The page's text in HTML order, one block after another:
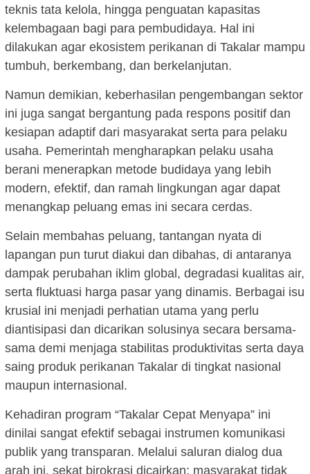
teknis tata kelola, hingga penguatan kapasitas
kelembagaan bagi para pembudidaya. Hal ini
dilakukan agar ekosistem perikanan di Takalar mampu
tumbuh, berkembang, dan berkelanjutan.
Namun demikian, keberhasilan pengembangan sektor
ini juga sangat bergantung pada respons positif dan
kesiapan adaptif dari masyarakat serta para pelaku
usaha. Pemerintah mengharapkan pelaku usaha
berani menerapkan metode budidaya yang lebih
modern, efektif, dan ramah lingkungan agar dapat
menangkap peluang emas ini secara cerdas.
Selain membahas peluang, tantangan nyata di
lapangan pun turut diakui dan dibahas, di antaranya
dampak perubahan iklim global, degradasi kualitas air,
serta fluktuasi harga pasar yang dinamis. Berbagai isu
krusial ini menjadi perhatian utama yang perlu
diantisipasi dan dicarikan solusinya secara bersama-
sama demi menjaga stabilitas produktivitas serta daya
saing produk perikanan Takalar di tingkat nasional
maupun internasional.
Kehadiran program “Takalar Cepat Menyapa” ini
dinilai sangat efektif sebagai instrumen komunikasi
publik yang transparan. Melalui saluran dialog dua
arah ini, sekat birokrasi dicairkan; masyarakat tidak